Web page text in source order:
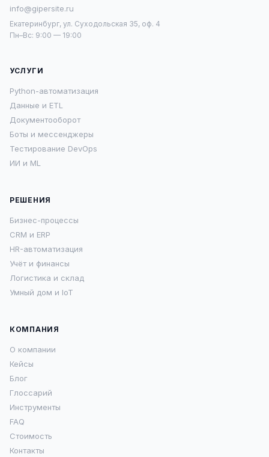
info@gipersite.ru
Екатеринбург, ул. Суходольская 35, оф. 4
Пн–Вс: 9:00 — 19:00
УСЛУГИ
Python-автоматизация
Данные и ETL
Документооборот
Боты и мессенджеры
Тестирование DevOps
ИИ и ML
РЕШЕНИЯ
Бизнес-процессы
CRM и ERP
HR-автоматизация
Учёт и финансы
Логистика и склад
Умный дом и IoT
КОМПАНИЯ
О компании
Кейсы
Блог
Глоссарий
Инструменты
FAQ
Стоимость
Контакты